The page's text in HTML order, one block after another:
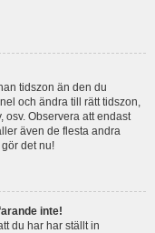
tidszon än den du
och ändra till rätt tidszon,
osv. Observera att endast
även de flesta andra
det nu!
inte!
du har har ställt in